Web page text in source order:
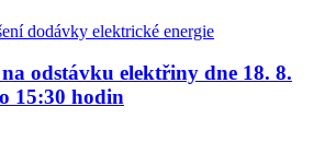
odstávku elektřiny dne 18. 8.
15:30 hodin